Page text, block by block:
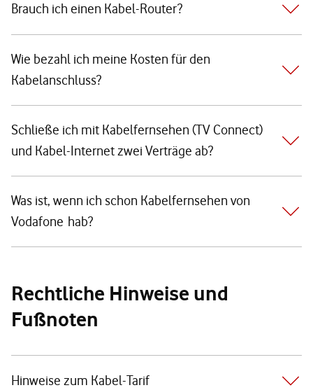
Brauch ich einen Kabel-Router?
Wie bezahl ich meine Kosten für den
Kabelanschluss?
Schließe ich mit Kabelfernsehen (TV Connect)
und Kabel-Internet zwei Verträge ab?
Was ist, wenn ich schon Kabelfernsehen von
Vodafone hab?
Rechtliche Hinweise und
Fußnoten
Hinweise zum Kabel-Tarif